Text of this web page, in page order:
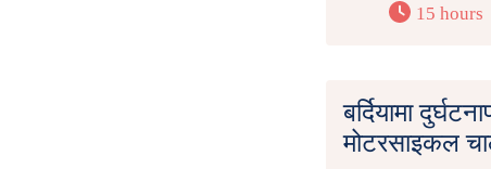
15 hours
बर्दियामा
मोटरसाइकल